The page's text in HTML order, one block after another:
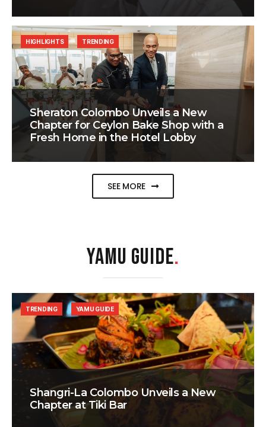
Sheraton Colombo Unveils a New
Chapter for Ceylon Bake Shop with a
Fresh Home in the Hotel Lobby
HIGHLIGHTS TRENDING
SEE MORE
YAMU GUIDE.
Shangri-La Colombo Unveils a New
Chapter at Tiki Bar
TRENDING YAMU GUIDE